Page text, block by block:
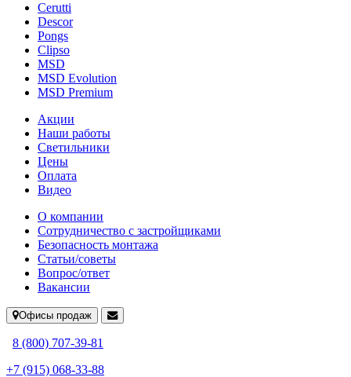
Cerutti
Descor
Pongs
Clipso
MSD
MSD Evolution
MSD Premium
Акции
Наши работы
Светильники
Цены
Оплата
Видео
О компании
Сотрудничество с застройщиками
Безопасность монтажа
Статьи/советы
Вопрос/ответ
Вакансии
Офисы продаж
8 (800) 707-39-81
+7 (915) 068-33-88